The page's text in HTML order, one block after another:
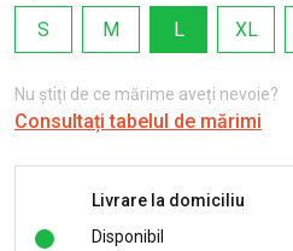
S
M L XL
Nu știți de ce mărime aveți nevoie?
Consultați tabelul de mărimi
Livrare la domiciliu
Disponibil